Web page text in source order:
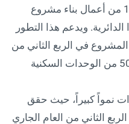
الثلاثة الماضية، عن استكمال %15 من أعمال بناء مشروع
ويدعم هذا التطور
في الربع الثاني من
2026، لا سيما مع بيع أكثر من %50 من الوحدات السكنية
نمواً كبيراً، حيث حقق
نشاطه بنسبة %54 في الربع الثاني من العام الجاري